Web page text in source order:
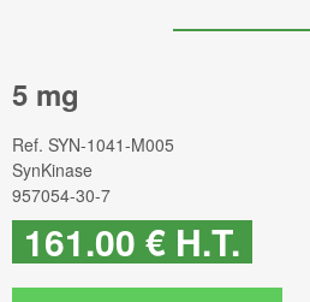
5 mg
Ref. SYN-1041-M005
SynKinase
957054-30-7
161.00 € H.T.